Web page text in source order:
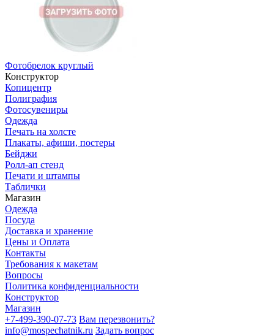
Фотобрелок круглый
Конструктор
Копицентр
Полиграфия
Фотосувениры
Одежда
Печать на холсте
Плакаты, афиши, постеры
Бейджи
Ролл-ап стенд
Печати и штампы
Таблички
Магазин
Одежда
Посуда
Доставка и хранение
Цены и Оплата
Контакты
Требования к макетам
Вопросы
Политика конфиденциальности
Конструктор
Магазин
+7-499-390-07-73 Вам перезвонить?
info@mospechatnik.ru Задать вопрос